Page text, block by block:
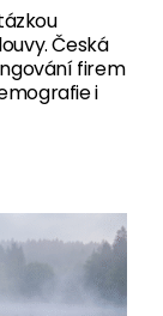
Česká
firem
i